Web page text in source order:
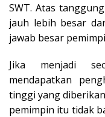
SWT. Atas
jauh lebih besar
jawab besar
Jika menjadi
mendapatkan
tinggi yang
pemimpin itu tidak